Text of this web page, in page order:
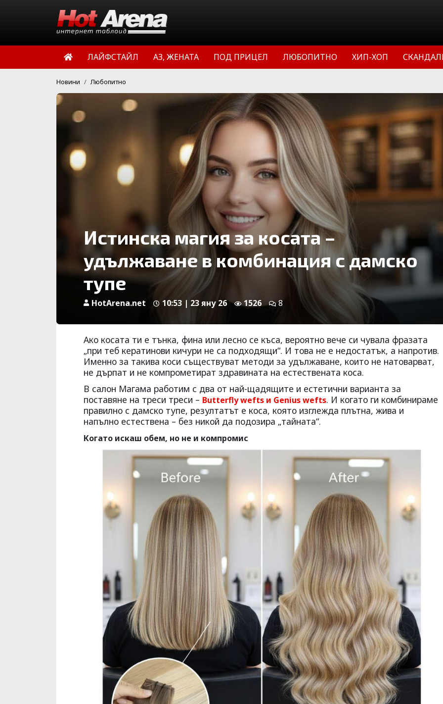
ЛАЙФСТАЙЛ АЗ, ЖЕНАТА ПОД ПРИЦЕЛ ЛЮБОПИТНО ХИП-ХОП
Новини Любопитно
Истинска магия за косата –
удължаване в комбинация с дамско
тупе
HotArena.net 10:53 | 23 яну 26 1526 8
Ако косата ти е тънка, фина или лесно се къса, вероятно вече си чувала фразата
„при теб кератинови кичури не са подходящи“. И това не е недостатък, а напротив.
Именно за такива коси съществуват методи за удължаване, които не натоварват,
не дърпат и не компрометират здравината на естествената коса.
В салон Магама работим с два от най-щадящите и естетични варианта за
поставяне на треси треси – Butterfly wefts и Genius wefts. И когато ги комбинираме
правилно с дамско тупе, резултатът е коса, която изглежда плътна, жива и
напълно естествена – без никой да подозира „тайната“.
Когато искаш обем, но не и компромис